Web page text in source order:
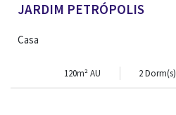
JARDIM PETRÓPOLIS
Casa
120m² AU 2 Dorm(s)